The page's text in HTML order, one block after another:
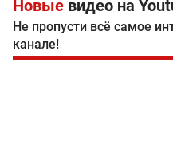
Новые видео на
Не пропусти всё самое
канале!